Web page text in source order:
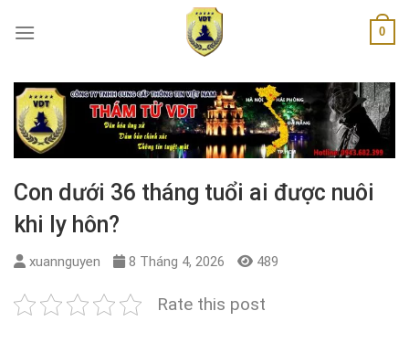
0
Con dưới 36 tháng tuổi ai được nuôi
khi ly hôn?
xuannguyen 8 Tháng 4, 2026 489
Rate this post